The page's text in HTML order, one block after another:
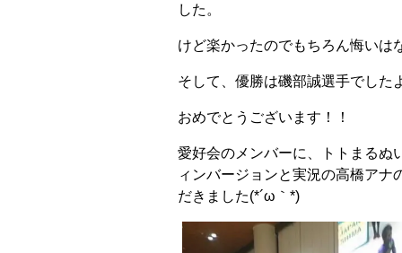
した。
けど楽かったのでもちろん悔いは
そして、優勝は磯部誠選手でした
おめでとうございます！！
愛好会のメンバーに、トトまるぬ
ィンバージョンと実況の高橋アナ
だきました(*´ω｀*)